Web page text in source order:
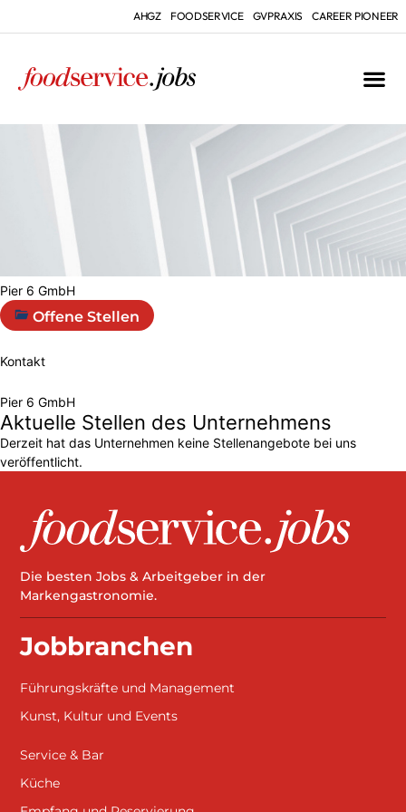
AHGZ FOODSERVICE GVPRAXIS CAREER PIONEER
Pier 6 GmbH
Offene Stellen
Kontakt
Pier 6 GmbH
Aktuelle Stellen des Unternehmens
Derzeit hat das Unternehmen keine Stellenangebote bei uns
veröffentlicht.
Die besten Jobs & Arbeitgeber in der
Markengastronomie.
Jobbranchen
Führungskräfte und Management
Kunst, Kultur und Events
Service & Bar
Küche